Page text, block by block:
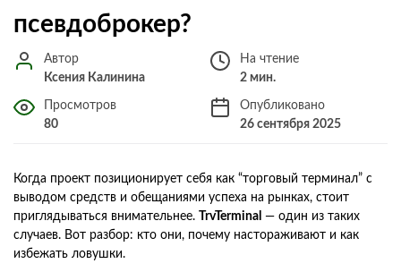
псевдоброкер?
Автор
Ксения Калинина
На чтение
2 мин.
Просмотров
80
Опубликовано
26 сентября 2025
Когда проект позиционирует себя как “торговый терминал” с
выводом средств и обещаниями успеха на рынках, стоит
приглядываться внимательнее. TrvTerminal — один из таких
случаев. Вот разбор: кто они, почему настораживают и как
избежать ловушки.